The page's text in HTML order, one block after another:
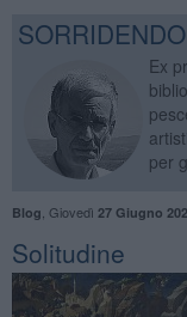
Ex
per
Blog Giovedì 27 Giugno
Solitudine